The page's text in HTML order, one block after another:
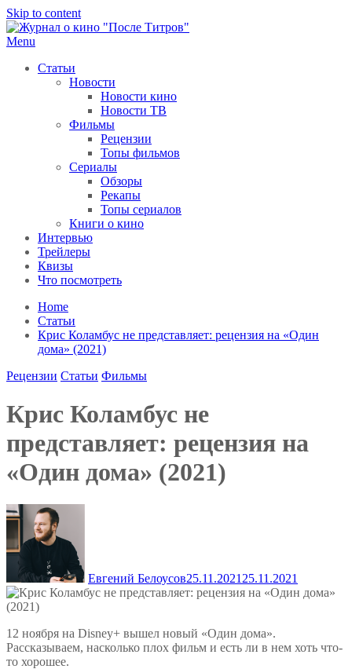
Skip to content
Menu
Статьи
Новости
Новости кино
Новости ТВ
Фильмы
Рецензии
Топы фильмов
Сериалы
Обзоры
Рекапы
Топы сериалов
Книги о кино
Интервью
Трейлеры
Квизы
Что посмотреть
Home
Статьи
Крис Коламбус не представляет: рецензия на «Один
дома» (2021)
Рецензии Статьи Фильмы
Крис Коламбус не
представляет: рецензия на
«Один дома» (2021)
Евгений Белоусов25.11.2021 25.11.2021
12 ноября на Disney+ вышел новый «Один дома».
Рассказываем, насколько плох фильм и есть ли в нем хоть что-
то хорошее.